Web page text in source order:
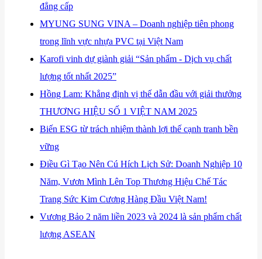
đẳng cấp
​MYUNG SUNG VINA – Doanh nghiệp tiên phong
trong lĩnh vực nhựa PVC tại Việt Nam
​Karofi vinh dự giành giải “Sản phẩm - Dịch vụ chất
lượng tốt nhất 2025”
​Hồng Lam: Khẳng định vị thế dẫn đầu với giải thưởng
THƯƠNG HIỆU SỐ 1 VIỆT NAM 2025
​Biến ESG từ trách nhiệm thành lợi thế cạnh tranh bền
vững
Điều Gì Tạo Nên Cú Hích Lịch Sử: Doanh Nghiệp 10
Năm, Vươn Mình Lên Top Thương Hiệu Chế Tác
Trang Sức Kim Cương Hàng Đầu Việt Nam!
Vương Bảo 2 năm liền 2023 và 2024 là sản phẩm chất
lượng ASEAN